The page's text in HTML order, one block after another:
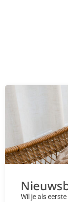
Wil je als